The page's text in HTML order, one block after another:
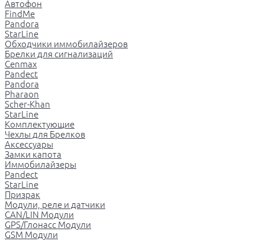
Автофон
FindMe
Pandora
StarLine
Обходчики иммобилайзеров
Брелки для сигнализаций
Cenmax
Pandect
Pandora
Pharaon
Scher-Khan
StarLine
Комплектующие
Чехлы для Брелков
Аксессуары
Замки капота
Иммобилайзеры
Pandect
StarLine
Призрак
Модули, реле и датчики
CAN/LIN Модули
GPS/Глонасс Модули
GSM Модули